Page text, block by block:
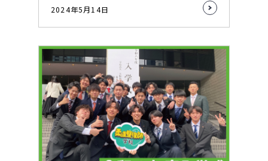
2024年5月14日